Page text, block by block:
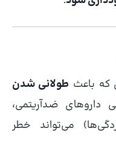
که باعث طولانی شدن
ضدآریتمی،
می‌تواند خطر